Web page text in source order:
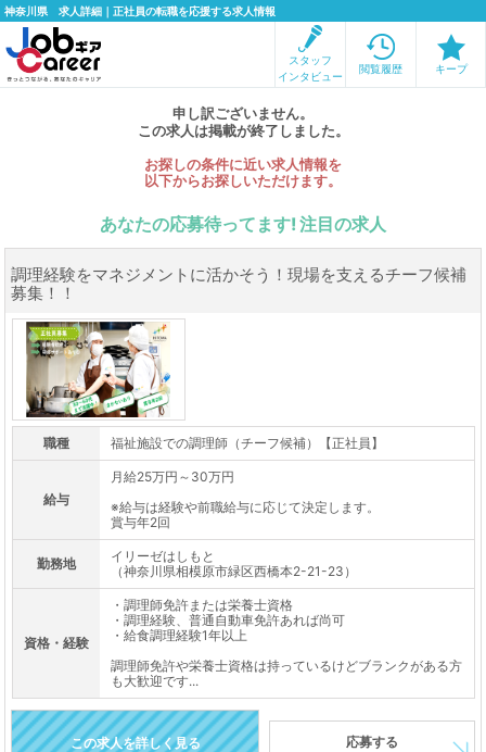
神奈川県 求人詳細｜正社員の転職を応援する求人情報
スタッフ
インタビュー
閲覧履歴 キープ
申し訳ございません。
この求人は掲載が終了しました。
お探しの条件に近い求人情報を
以下からお探しいただけます。
あなたの応募待ってます! 注目の求人
調理経験をマネジメントに活かそう！現場を支えるチーフ候補
募集！！
職種 福祉施設での調理師（チーフ候補）【正社員】
給与
月給25万円～30万円
※給与は経験や前職給与に応じて決定します。
賞与年2回
勤務地
イリーゼはしもと
（神奈川県相模原市緑区西橋本2-21-23）
資格・経験
・調理師免許または栄養士資格
・調理経験、普通自動車免許あれば尚可
・給食調理経験1年以上
調理師免許や栄養士資格は持っているけどブランクがある方
も大歓迎です...
この求人を詳しく見る 応募する